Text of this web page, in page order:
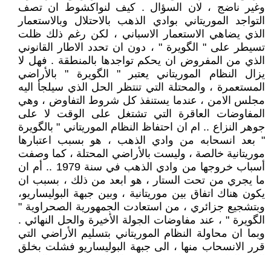
وغير ناضج ، لان السؤال . كيف لنواكشوط ان تصف
التواجد الموريتاني بوادي الذهب بالاحتلال وبالاستعمار
الذي يضاهي الاستعمار الاسباني ، لكن رغم ذلك ظلت
تسيطر على " الگويرة " ، دون ان تحدد الاطار القانوني
الذي من المفروض ان يحكم تواجدها بالمنطقة . فهل لا
يزال النظام الموريتاني يعتبر " الگويرة " بالأراضي
المستعمرة ، والمحتلة التي تنتظر الحل الذي سيلجأ اليه
مجلس الامن ، عندما يستنفذ كل شروط التفاوض ، وهي
المفاوضات العاقرة التي تشتغل على الوقت لا على
جوهر النزاع .. ام ان احتفاظ النظام الموريتاني " بالگويرة
" بعد انسحابه من وادي الذهب ، هو بسبب اعتبارها
موريتانية خالصة ، وليست بالأراضي المحتلة ، كما وصفت
أسباب خروجها من وادي الذهب في سنة 1979 .. أم ان
ما يجري من تحت الستار ، هو ابعد من ذلك ، بسبب ان
يكون هناك اتفاق بين موريتانية ، وبين جبهة البوليساريو،
وبتشجيع جزائري ، من استعادت الجمهورية الصحراوية "
الگويرة " ، عند مفاوضات الجولة الأخيرة والحل النهائي .
وبما ان محاولة النظام الموريتاني بتسليم الأراضي التي
قرر الانسحاب منها ، الى جبهة البوليساريو فشلت بخلق